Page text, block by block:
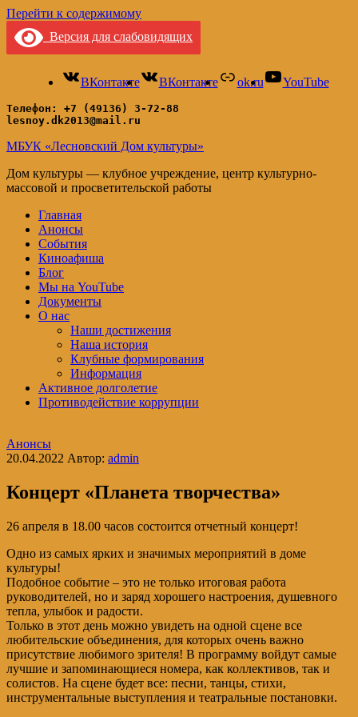
Перейти к содержимому
Версия для слабовидящих
ВКонтакте ВКонтакте ok.ru YouTube
Телефон: +7 (49136) 3-72-88
lesnoy.dk2013@mail.ru
МБУК «Лесновский Дом культуры»
Дом культуры — клубное учреждение, центр культурно-
массовой и просветительской работы
Главная
Анонсы
События
Киноафиша
Блог
Мы на YouTube
Документы
О нас
Наши достижения
Наша история
Клубные формирования
Информация
Активное долголетие
Противодействие коррупции
Анонсы
20.04.2022 Автор: admin
Концерт «Планета творчества»
26 апреля в 18.00 часов состоится отчетный концерт!
Одно из самых ярких и значимых мероприятий в доме
культуры!
Подобное событие – это не только итоговая работа
руководителей, но и заряд хорошего настроения, душевного
тепла, улыбок и радости.
Только в этот день можно увидеть на одной сцене все
любительские объединения, для которых очень важно
присутствие любимого зрителя! В программу войдут самые
лучшие и запоминающиеся номера, как коллективов, так и
солистов. На сцене будет все: песни, танцы, стихи,
инструментальные выступления и театральные постановки.